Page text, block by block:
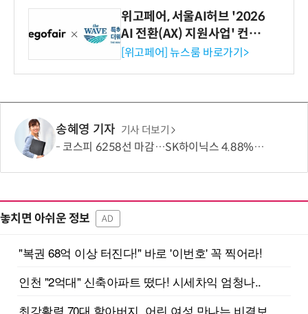
위고페어, 서울AI허브 '2026
AI 전환(AX) 지원사업' 컨소
시엄 선정
[위고페어] 뉴스룸 바로가기>
송혜영 기자 기사 더보기
코스피 6258선 마감…SK하이닉스 4.88% 내려
놓치면 아쉬운 정보 AD